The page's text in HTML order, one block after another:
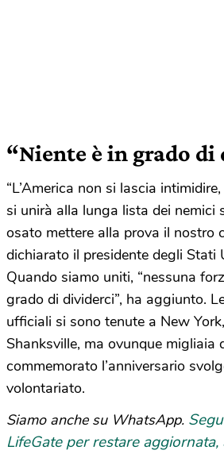
“Niente è in grado
“L’America non si lascia
si unirà alla lunga lista dei nemici
osato mettere alla prova il nostro
dichiarato il presidente degli Stati
Quando siamo uniti, “nessuna
grado di dividerci”, ha aggiunto.
ufficiali si sono tenute a New
Shanksville, ma ovunque migliaia
commemorato l’anniversario
volontariato.
Siamo anche su WhatsApp.
LifeGate per restare